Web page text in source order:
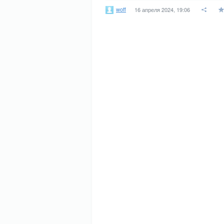
woff 16 апреля 2024, 19:06